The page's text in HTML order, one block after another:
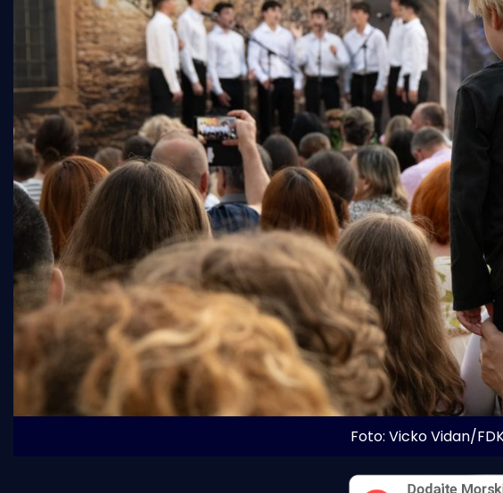
Foto: Vicko Vidan/